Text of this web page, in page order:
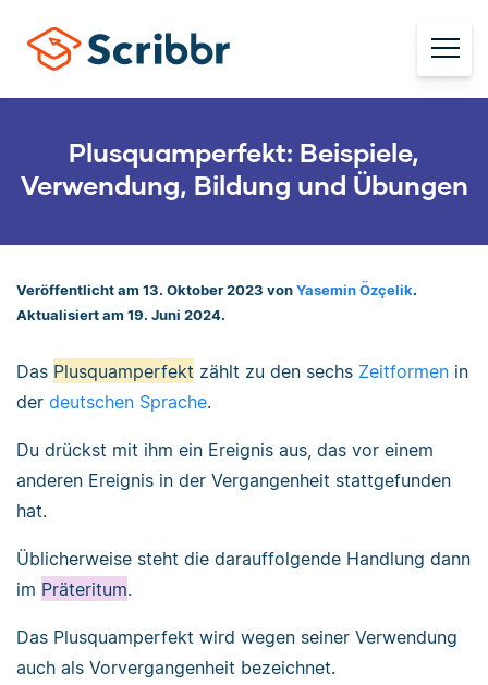
Plusquamperfekt: Beispiele,
Verwendung, Bildung und Übungen
Veröffentlicht am 13. Oktober 2023 von Yasemin Özçelik.
Aktualisiert am 19. Juni 2024.
Das Plusquamperfekt zählt zu den sechs Zeitformen in
der deutschen Sprache.
Du drückst mit ihm ein Ereignis aus, das vor einem
anderen Ereignis in der Vergangenheit stattgefunden
hat.
Üblicherweise steht die darauffolgende Handlung dann
im Präteritum.
Das Plusquamperfekt wird wegen seiner Verwendung
auch als Vorvergangenheit bezeichnet.